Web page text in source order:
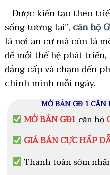
Được kiến tạo theo
sống tương lai”, căn hộ
là nơi an cư mà còn là
để mỗi thế hệ phát
đẳng cấp và chạm đến
chính mình mỗi ngày.
MỞ BÁN GĐ 1 CĂN
MỞ BÁN GĐ1 căn hộ
GIÁ BÁN CỰC HẤP
Thanh toán sớm